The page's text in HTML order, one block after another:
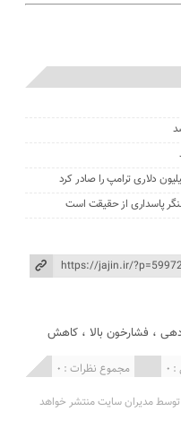
پاسداری از حقیقت است
، فشارخون بالا ،کاهش
مجموع نظرات : 0
مدیران سایت منتشر خواهد